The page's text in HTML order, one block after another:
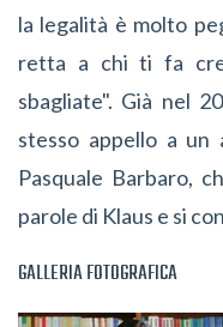
la legalità è molto
retta a chi ti fa
sbagliate". Già nel
stesso appello a
Pasquale Barbaro,
parole di Klaus e si
GALLERIA FOTOGRAFICA